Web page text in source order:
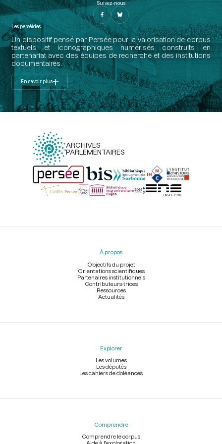
Suivez-nous
Les perséides
Un dispositif pensé par Persée pour la valorisation de corpus
textuels et iconographiques numérisés construits en
partenariat avec des équipes de recherche et des institutions
documentaires.
En savoir plus
ARCHIVES
PARLEMENTAIRES
Menu
À propos
Objectifs du projet
Orientations scientifiques
Partenaires institutionnels
Contributeurs-trices
Ressources
Actualités
Explorer
Les volumes
Les députés
Les cahiers de doléances
Comprendre
Comprendre le corpus